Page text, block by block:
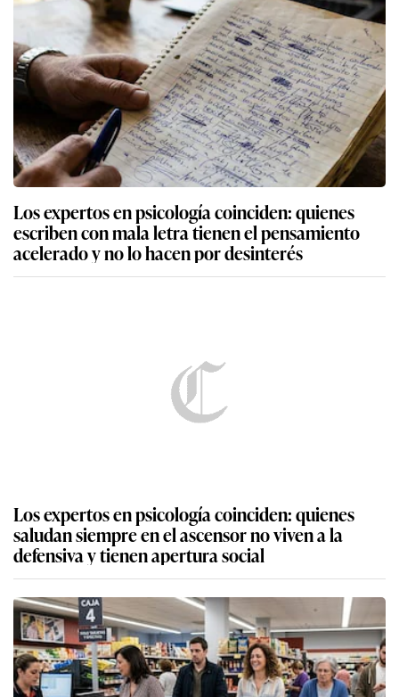
Los expertos en psicología coinciden: quienes
escriben con mala letra tienen el pensamiento
acelerado y no lo hacen por desinterés
Los expertos en psicología coinciden: quienes
saludan siempre en el ascensor no viven a la
defensiva y tienen apertura social